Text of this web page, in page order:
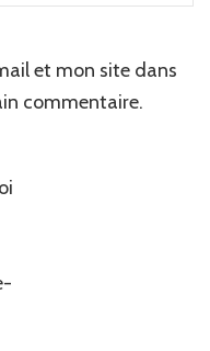
et mon site dans
commentaire.